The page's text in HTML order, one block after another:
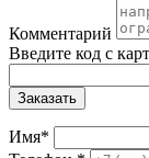
Комментарий
Введите код с
Заказать
Имя*